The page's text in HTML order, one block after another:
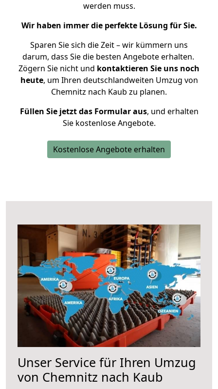
werden muss.
Wir haben immer die perfekte Lösung für Sie.
Sparen Sie sich die Zeit – wir kümmern uns
darum, dass Sie die besten Angebote erhalten.
Zögern Sie nicht und kontaktieren Sie uns noch
heute, um Ihren deutschlandweiten Umzug von
Chemnitz nach Kaub zu planen.
Füllen Sie jetzt das Formular aus, und erhalten
Sie kostenlose Angebote.
Kostenlose Angebote erhalten
Unser Service für Ihren Umzug
von Chemnitz nach Kaub